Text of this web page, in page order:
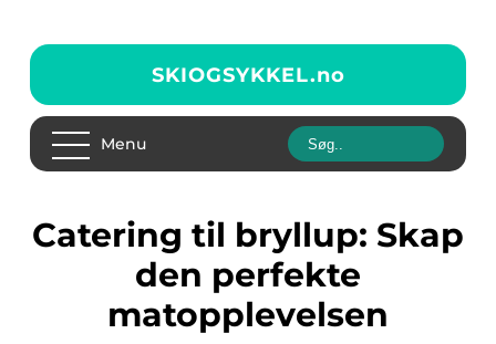
SKIOGSYKKEL.no
Menu
Catering til bryllup: Skap
den perfekte
matopplevelsen